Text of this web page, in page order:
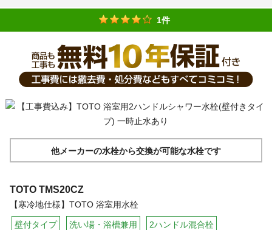
1件
他メーカーの水栓から交換が可能な水栓です
TOTO TMS20CZ
【寒冷地仕様】TOTO 浴室用水栓
壁付タイプ 洗い場・浴槽兼用 2ハンドル混合栓